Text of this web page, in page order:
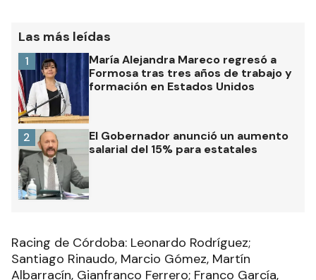
Las más leídas
María Alejandra Mareco regresó a
Formosa tras tres años de trabajo y
formación en Estados Unidos
1
El Gobernador anunció un aumento
salarial del 15% para estatales
2
Racing de Córdoba: Leonardo Rodríguez;
Santiago Rinaudo, Marcio Gómez, Martín
Albarracín, Gianfranco Ferrero; Franco García,